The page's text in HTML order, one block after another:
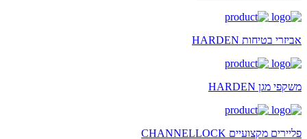
אביזרי בטיחות HARDEN
משקפי מגן HARDEN
פליירים מקצועיים CHANNELLOCK